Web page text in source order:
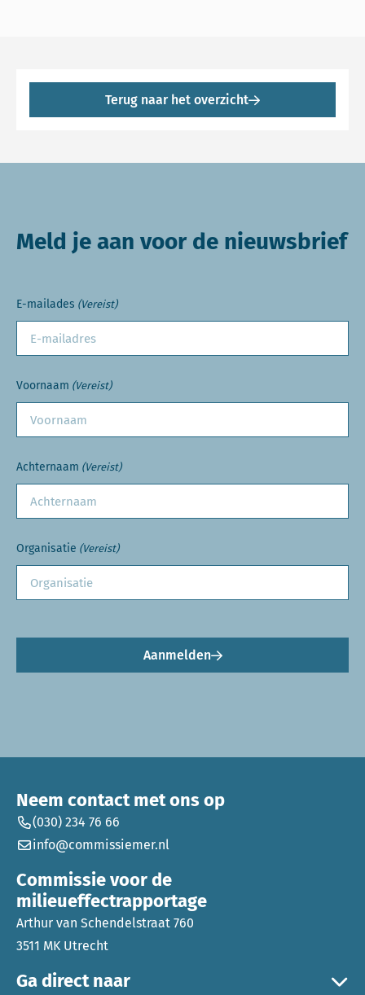
Terug naar het overzicht
Meld je aan voor de nieuwsbrief
E-mailades (Vereist)
Voornaam (Vereist)
Achternaam (Vereist)
Organisatie (Vereist)
Aanmelden
Ga direct naar
Neem contact met ons op
(030) 234 76 66
info@commissiemer.nl
Commissie voor de
milieueffectrapportage
Arthur van Schendelstraat 760
3511 MK Utrecht